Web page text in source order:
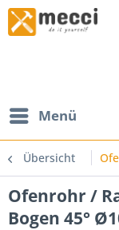
Menü
Übersicht
Ofenrohr /
Bogen 45°